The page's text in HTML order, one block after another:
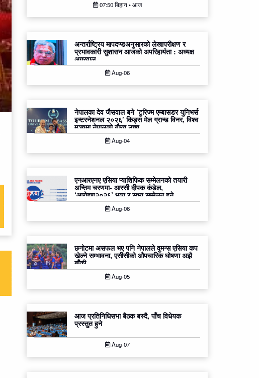
07:50 बिहान • आज
अन्तर्राष्ट्रिय मापदण्डअनुसारको लेखापरीक्षण र
प्रभावकारी सुशासन आजको अपरिहार्यता : अध्यक्ष
अग्रवाल
Aug-06
नेपालका देव जैसवाल बने ‘टुरिज्म एम्बासडर युनिभर्स
इन्टरनेशनल २०२६’ किड्स मेल ग्रान्ड विनर, विश्व
मञ्चमा नेपालको गौरव उच्च
Aug-04
एनआरएनए एसिया प्याशिफिक सम्मेलनको तयारी
अन्तिम चरणमा- आरसी दीपक कंडेल,
‘आरोहण२०२६’ भव्य र सभ्य सम्मेलन हुने
Aug-06
छनोटमा असफल भए पनि नेपालले वुमन्स एसिया कप
खेल्ने सम्भावना, एसीसीको औपचारिक घोषणा अझै
बाँकी
Aug-05
आज प्रतिनिधिसभा बैठक बस्दै, पाँच विधेयक
प्रस्तुत हुने
Aug-07